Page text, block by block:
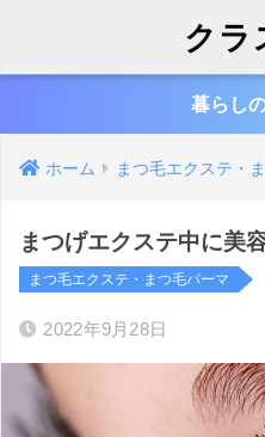
クラ
暮らし
ホーム まつ毛エクステ・
まつげエクステ中に美
まつ毛エクステ・まつ毛パーマ
2022年9月28日